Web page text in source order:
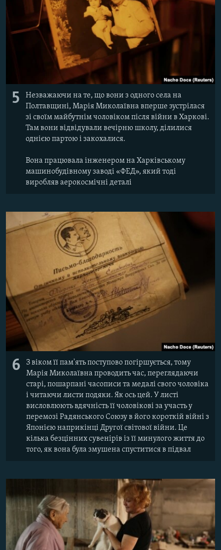
5
Незважаючи на те, що вони з одного села на
Полтавщині, Марія Миколаївна вперше зустрілася
зі своїм майбутнім чоловіком після війни в Харкові.
Там вони відвідували вечірню школу, ділилися
однією партою і закохалися.
Вона працювала інженером на Харківському
машинобудівному заводі «ФЕД», який тоді
виробляв аерокосмічні деталі
6
З віком її пам'ять поступово погіршується, тому
Марія Миколаївна проводить час, переглядаючи
старі, пошарпані часописи та медалі свого чоловіка
і читаючи листи подяки. Як ось цей. У листі
висловлюють вдячність її чоловікові за участь у
перемозі Радянського Союзу в його короткій війні з
Японією наприкінці Другої світової війни. Це
кілька безцінних сувенірів із її минулого життя до
того, як вона була змушена спуститися в підвал